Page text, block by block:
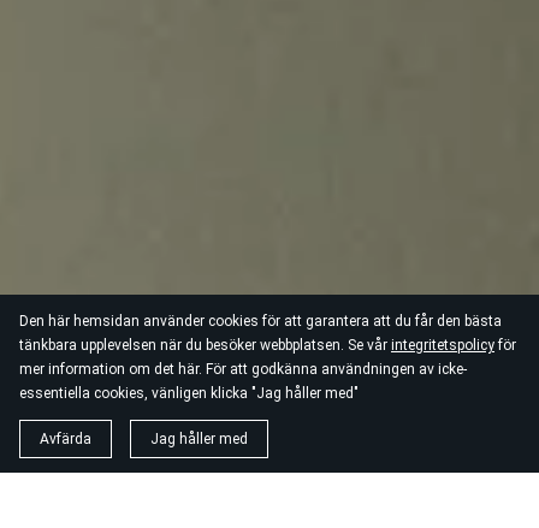
Den här hemsidan använder cookies för att garantera att du får den bästa
tänkbara upplevelsen när du besöker webbplatsen. Se vår integritetspolicyför
mer information om det här. För att godkänna användningen av icke-
essentiella cookies, vänligen klicka "Jag håller med"
Avfärda Jag håller med